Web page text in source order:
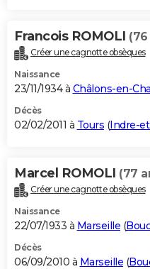
Francois ROMOLI (76
Créer une cagnotte obsèques
Naissance
23/11/1934 à Châlons-en-
Décès
02/02/2011 à Tours (Indre-
Marcel ROMOLI (77
Créer une cagnotte obsèques
Naissance
22/07/1933 à Marseille (
Décès
06/09/2010 à Marseille (